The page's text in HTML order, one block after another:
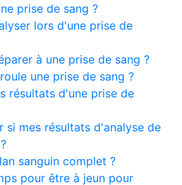
prise de sang ?
lors d'une prise de
à une prise de sang ?
une prise de sang ?
résultats d'une prise de
si mes résultats d'analyse de
sanguin complet ?
pour être à jeun pour